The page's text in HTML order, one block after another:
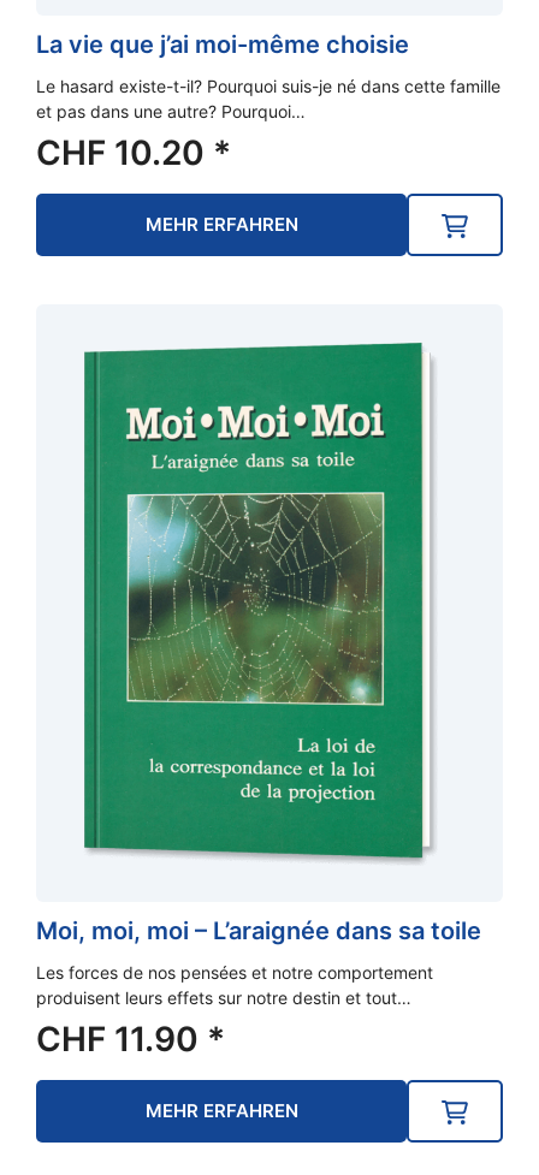
La vie que j’ai moi-même choisie
Le hasard existe-t-il? Pourquoi suis-je né dans cette famille
et pas dans une autre? Pourquoi…
CHF 10.20 *
MEHR ERFAHREN
Moi, moi, moi – L’araignée dans sa toile
Les forces de nos pensées et notre comportement
produisent leurs effets sur notre destin et tout…
CHF 11.90 *
MEHR ERFAHREN